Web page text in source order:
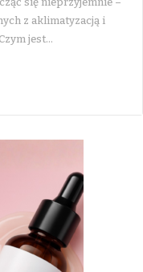
z aklimatyzacją i
jest…